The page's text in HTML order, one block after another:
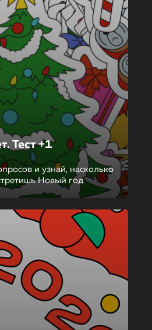
Тест +1
и узнай, насколько
Новый год